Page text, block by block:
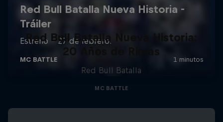
Red Bull Batalla Nueva Historia:
20 Años de Rimas
Red Bull Batalla
MC BATTLE